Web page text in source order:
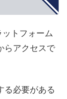
ットフォーム
らアクセスで
る必要がある